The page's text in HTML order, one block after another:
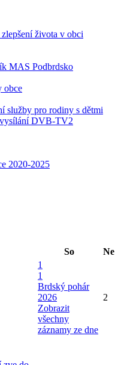
života v obci
MAS Podbrdsko
obce
služby pro rodiny s dětmi
DVB-TV2
2020-2025
So Ne
1
1
Brdský pohár
2026
Zobrazit
všechny
záznamy ze dne
2